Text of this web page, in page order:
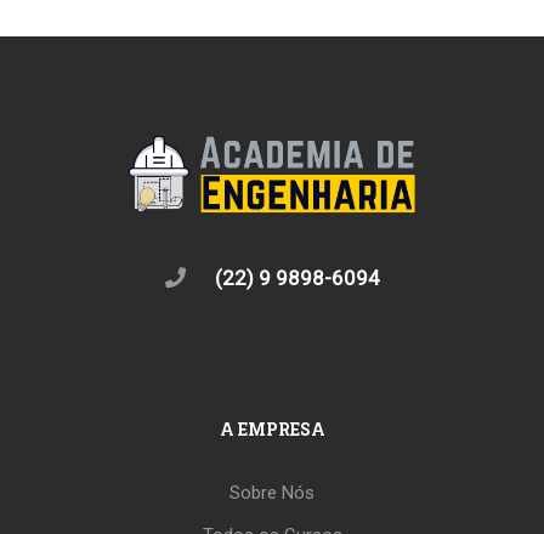
(22) 9 9898-6094
A EMPRESA
Sobre Nós